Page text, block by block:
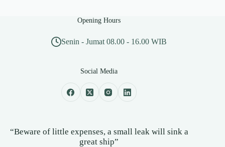
Opening Hours
Senin - Jumat 08.00 - 16.00 WIB
Social Media
“Beware of little expenses, a small leak will sink a
great ship”